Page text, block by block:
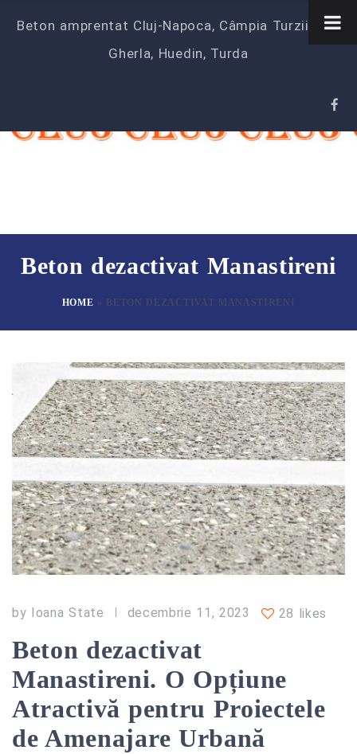
Beton amprentat Cluj-Napoca, Câmpia Turzii‎, Dej,
Gherla, Huedin, Turda
Beton dezactivat Manastireni
HOME BETON DEZACTIVAT MANASTIRENI
by Ioana State decembrie 11, 2023 28 likes
Beton dezactivat
Manastireni. O Opțiune
Atractivă pentru Proiectele
de Amenajare Urbană